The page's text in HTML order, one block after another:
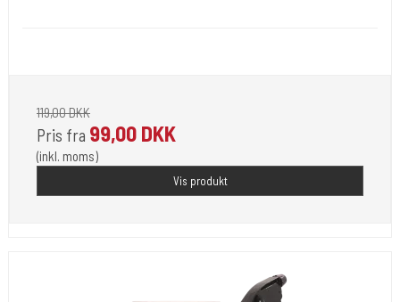
119,00 DKK
Pris fra 99,00 DKK
(inkl. moms)
Vis produkt